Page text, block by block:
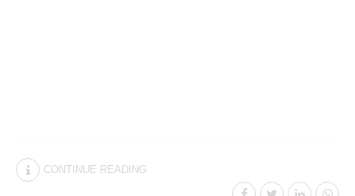
CONTINUE READING